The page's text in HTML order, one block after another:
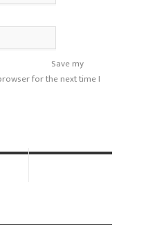
Save my
for the next time I